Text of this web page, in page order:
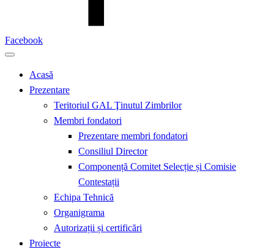
Facebook
Acasă
Prezentare
Teritoriul GAL Ţinutul Zimbrilor
Membri fondatori
Prezentare membri fondatori
Consiliul Director
Componență Comitet Selecție și Comisie
Contestații
Echipa Tehnică
Organigrama
Autorizații și certificări
Proiecte